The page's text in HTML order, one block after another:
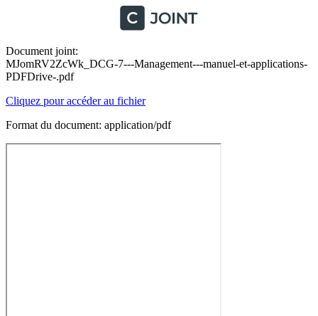
Document joint:
MJomRV2ZcWk_DCG-7---Management---manuel-et-applications-
PDFDrive-.pdf
Cliquez pour accéder au fichier
Format du document: application/pdf